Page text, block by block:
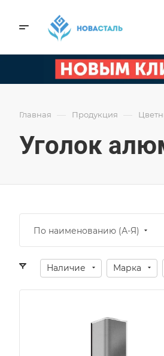
Главная — Продукция —
Уголок
По наименованию (А-Я)
Наличие Марка